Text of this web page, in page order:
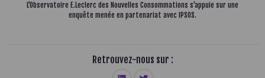
L’Observatoire E.Leclerc des Nouvelles Consommations s’appuie sur une
enquête menée en partenariat avec IPSOS.
Retrouvez-nous sur :